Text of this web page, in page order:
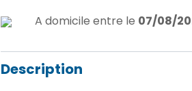
A domicile entre le 07/08/
Description